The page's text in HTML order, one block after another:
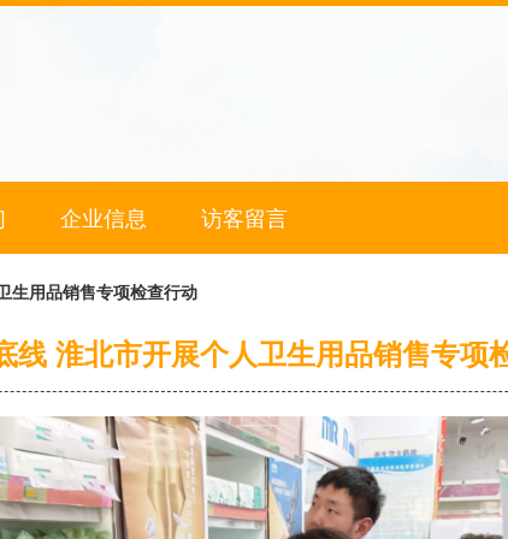
企业信息 访客留言
生用品销售专项检查行动
线 淮北市开展个人卫生用品销售专项